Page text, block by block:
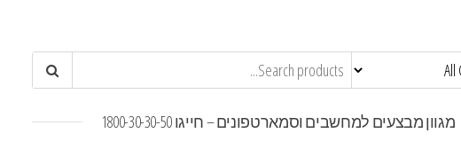
מגוון מבצעים למחשבים וסמארטפונים – חייגו 1800-30-30-50